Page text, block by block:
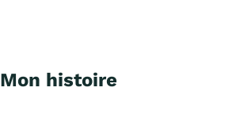
Mon histoire